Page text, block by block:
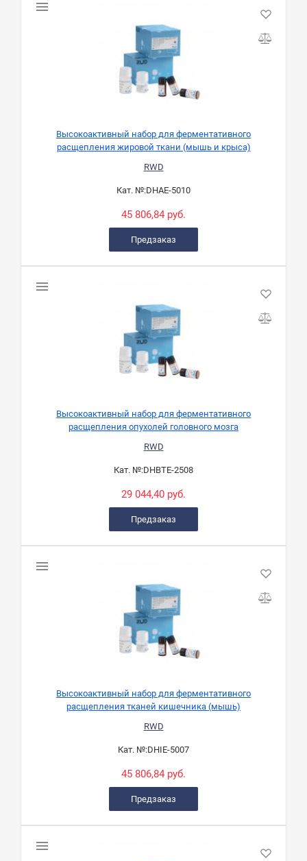
Высокоактивный набор для ферментативного
расщепления жировой ткани (мышь и крыса)
RWD
Кат. №:DHAE-5010
45 806,84 руб.
Предзаказ
Высокоактивный набор для ферментативного
расщепления опухолей головного мозга
RWD
Кат. №:DHBTE-2508
29 044,40 руб.
Предзаказ
Высокоактивный набор для ферментативного
расщепления тканей кишечника (мышь)
RWD
Кат. №:DHIE-5007
45 806,84 руб.
Предзаказ